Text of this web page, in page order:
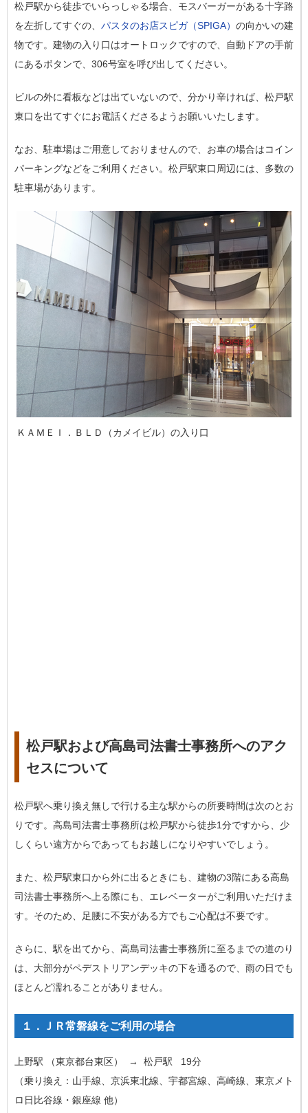
松戸駅から徒歩でいらっしゃる場合、モスバーガーがある十字路
を左折してすぐの、 パスタのお店スピガ（SPIGA） の向かいの建
物です。建物の入り口はオートロックですので、自動ドアの手前
にあるボタンで、306号室を呼び出してください。
ビルの外に看板などは出ていないので、分かり辛ければ、松戸駅
東口を出てすぐにお電話くださるようお願いいたします。
なお、駐車場はご用意しておりませんので、お車の場合はコイン
パーキングなどをご利用ください。松戸駅東口周辺には、多数の
駐車場があります。
ＫＡＭＥＩ．ＢＬＤ（カメイビル）の入り口
松戸駅および高島司法書士事務所へのアク
セスについて
松戸駅へ乗り換え無しで行ける主な駅からの所要時間は次のとお
りです。高島司法書士事務所は松戸駅から徒歩1分ですから、少
しくらい遠方からであってもお越しになりやすいでしょう。
また、松戸駅東口から外に出るときにも、建物の3階にある高島
司法書士事務所へ上る際にも、エレベーターがご利用いただけま
す。そのため、
足腰に不安がある方でもご心配は不要です。
さらに、駅を出てから、高島司法書士事務所に至るまでの道のり
は、大部分がペデストリアンデッキの下を通るので、 雨の日でも
ほとんど濡れることがありません。
１．ＪＲ常磐線をご利用の場合
上野駅 （東京都台東区） → 松戸駅 19分
（乗り換え：山手線、京浜東北線、宇都宮線、高崎線、東京メト
ロ日比谷線・銀座線 他）